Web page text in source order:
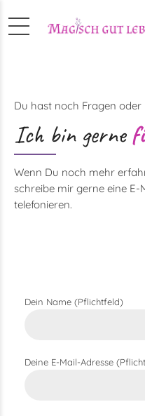
Du hast noch Fragen
Ich bin gerne
Wenn Du noch mehr
schreibe mir gerne eine
telefonieren.
Dein Name (Pflichtfeld)
Deine E-Mail-Adresse